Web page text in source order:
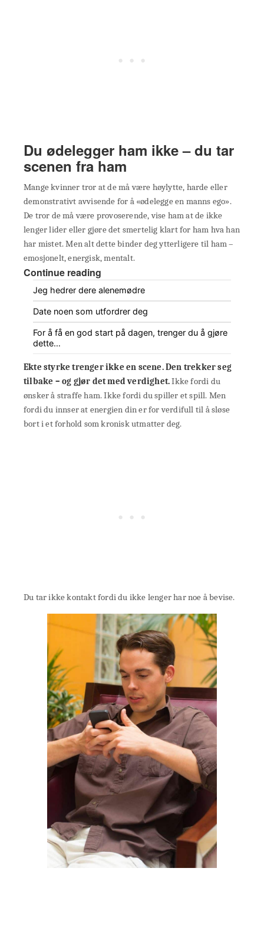
Du ødelegger ham ikke – du tar
scenen fra ham
Mange kvinner tror at de må være høylytte, harde eller
demonstrativt avvisende for å «ødelegge en manns ego».
De tror de må være provoserende, vise ham at de ikke
lenger lider eller gjøre det smertelig klart for ham hva han
har mistet. Men alt dette binder deg ytterligere til ham –
emosjonelt, energisk, mentalt.
Continue reading
Jeg hedrer dere alenemødre
Date noen som utfordrer deg
For å få en god start på dagen, trenger du å gjøre
dette…
Ekte styrke trenger ikke en scene. Den trekker seg
tilbake – og gjør det med verdighet.Ikke fordi du
ønsker å straffe ham. Ikke fordi du spiller et spill. Men
fordi du innser at energien din er for verdifull til å sløse
bort i et forhold som kronisk utmatter deg.
Du tar ikke kontakt fordi du ikke lenger har noe å bevise.